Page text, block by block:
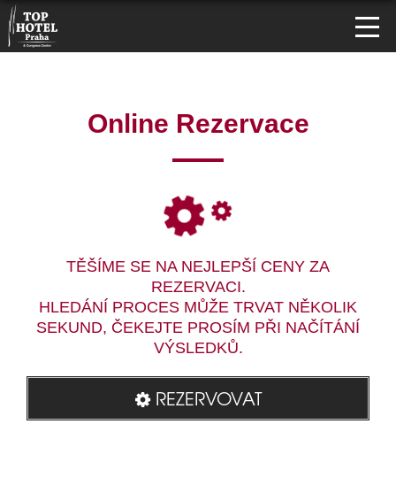
Online Rezervace
TĚŠÍME SE NA NEJLEPŠÍ CENY ZA
REZERVACI.
HLEDÁNÍ PROCES MŮŽE TRVAT NĚKOLIK
SEKUND, ČEKEJTE PROSÍM PŘI NAČÍTÁNÍ
VÝSLEDKŮ.
REZERVOVAT